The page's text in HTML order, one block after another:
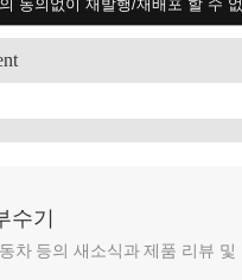
의 동의없이 재발행/재배포 할 수
수기
차 등의 새소식과 제품 리뷰 및